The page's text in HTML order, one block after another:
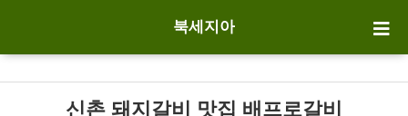
북세지아
신촌 돼지갈비 맛집 배프로갈비